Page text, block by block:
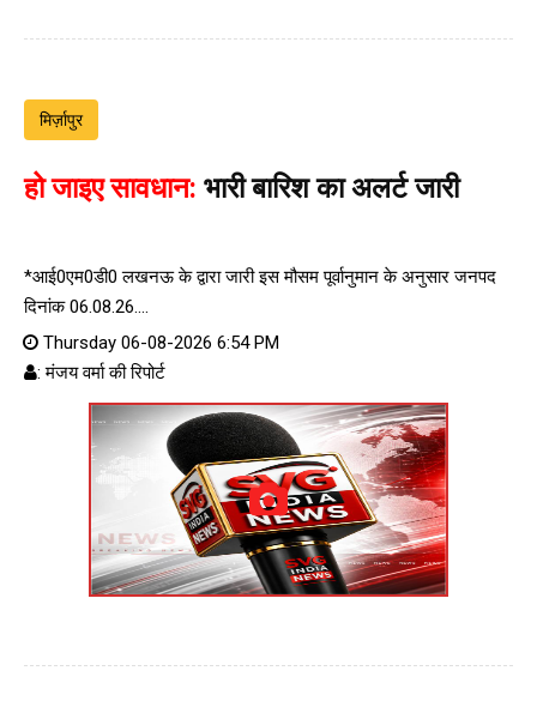
मिर्ज़ापुर
हो जाइए सावधान: भारी बारिश का अलर्ट जारी
*आई0एम0डी0 लखनऊ के द्वारा जारी इस मौसम पूर्वानुमान के अनुसार जनपद
दिनांक 06.08.26....
Thursday 06-08-2026 6:54 PM
: मंजय वर्मा की रिपोर्ट